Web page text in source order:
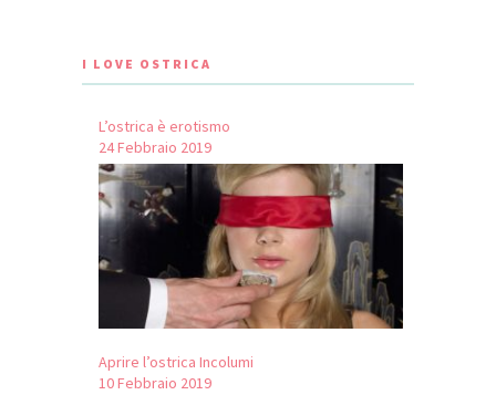
I LOVE OSTRICA
L’ostrica è erotismo
24 Febbraio 2019
Aprire l’ostrica Incolumi
10 Febbraio 2019